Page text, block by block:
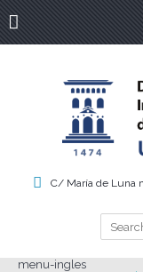
Search form
Search
C/ María de Luna
menu-ingles